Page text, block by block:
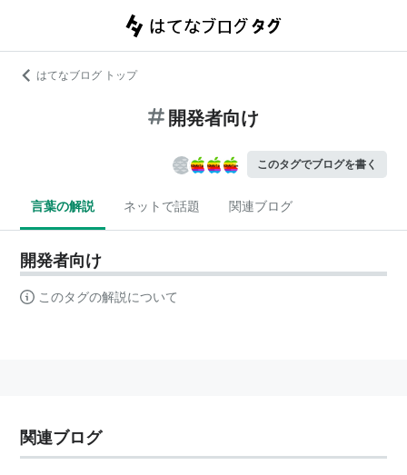
はてなブログ トップ
開発者向け
このタグでブログを書く
言葉の解説 ネットで話題 関連ブログ
開発者向け
このタグの解説について
関連ブログ